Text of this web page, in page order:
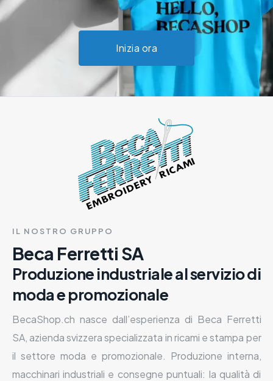
Inizia ora
IL NOSTRO GRUPPO
Beca Ferretti SA
Produzione industriale al servizio di
moda e promozionale
BecaShop.ch nasce dall’esperienza di Beca Ferretti
SA, azienda svizzera specializzata in ricami e stampa per
il settore moda e promozionale. Produzione interna,
macchinari industriali e consegne puntuali: la qualità di